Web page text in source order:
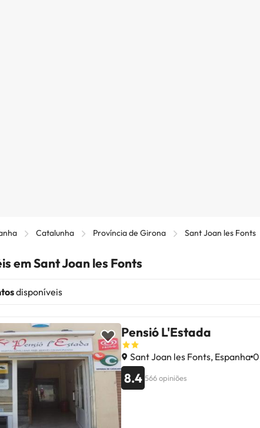
Catalunha Província de Girona Sant Joan les Fonts
em Sant Joan les Fonts
disponíveis
Pensió L'Estada
Sant Joan les Fonts, Espanha
8.4 566 opiniões